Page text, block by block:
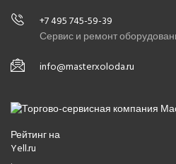
+7 495 745-59-39
Сервис и ремонт
info@masterxoloda.ru
Рейтинг на
Yell.ru